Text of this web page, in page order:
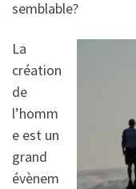
semblable?
La
création
de
l’homm
e est un
grand
évènem